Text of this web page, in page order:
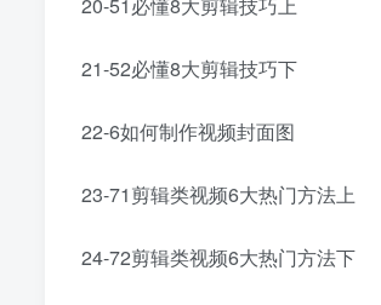
20-51必懂8大剪辑技巧上
21-52必懂8大剪辑技巧下
22-6如何制作视频封面图
23-71剪辑类视频6大热门方法上
24-72剪辑类视频6大热门方法下